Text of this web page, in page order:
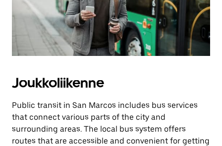
Joukkoliikenne
Public transit in San Marcos includes bus services
that connect various parts of the city and
surrounding areas. The local bus system offers
routes that are accessible and convenient for getting